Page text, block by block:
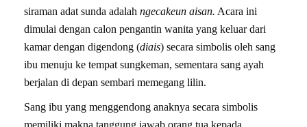
siraman adat sunda adalah ngecakeun aisan. Acara ini
dimulai dengan calon pengantin wanita yang keluar dari
kamar dengan digendong (diais) secara simbolis oleh sang
ibu menuju ke tempat sungkeman, sementara sang ayah
berjalan di depan sembari memegang lilin.
Sang ibu yang menggendong anaknya secara simbolis
memiliki makna tanggung jawab orang tua kepada